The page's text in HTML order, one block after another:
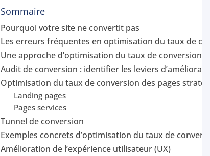
Sommaire
Pourquoi votre site ne convertit pas
Les erreurs fréquentes en optimisation du taux de
Une approche d’optimisation du taux de conversion
Audit de conversion : identifier les leviers
Optimisation du taux de conversion des pages
Landing pages
Pages services
Tunnel de conversion
Exemples concrets d’optimisation du taux de
Amélioration de l’expérience utilisateur (UX)